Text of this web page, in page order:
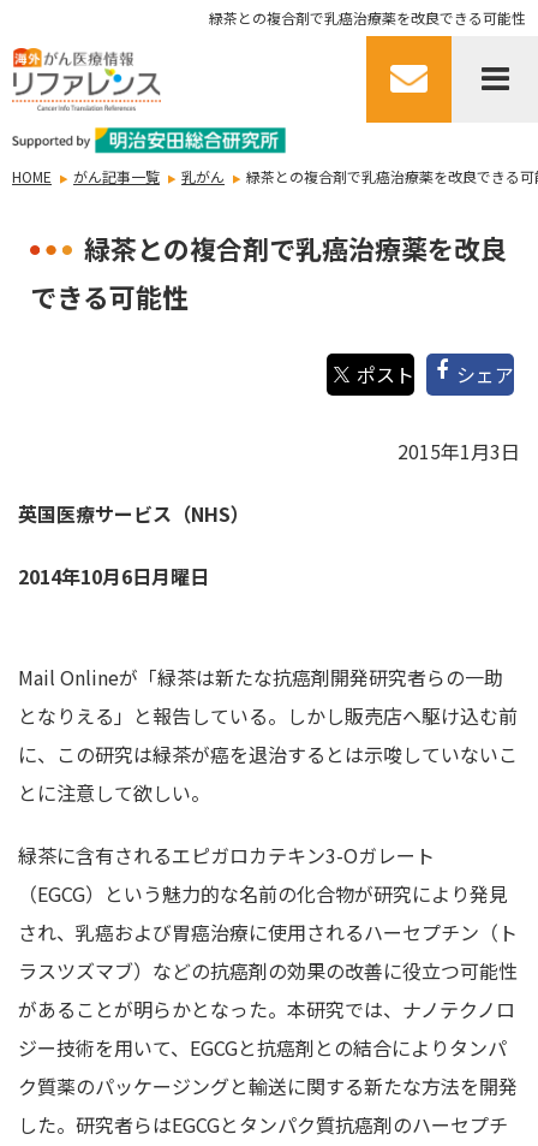
緑茶との複合剤で乳癌治療薬を改良できる可能性
HOME がん記事一覧 乳がん 緑茶との複合剤で乳癌治療薬を改良できる可
緑茶との複合剤で乳癌治療薬を改良
できる可能性
シェア
2015年1月3日
英国医療サービス（NHS）
2014年10月6日月曜日
Mail Onlineが「緑茶は新たな抗癌剤開発研究者らの一助
となりえる」と報告している。しかし販売店へ駆け込む前
に、この研究は緑茶が癌を退治するとは示唆していないこ
とに注意して欲しい。
緑茶に含有されるエピガロカテキン3-Oガレート
（EGCG）という魅力的な名前の化合物が研究により発見
され、乳癌および胃癌治療に使用されるハーセプチン（ト
ラスツズマブ）などの抗癌剤の効果の改善に役立つ可能性
があることが明らかとなった。本研究では、ナノテクノロ
ジー技術を用いて、EGCGと抗癌剤との結合によりタンパ
ク質薬のパッケージングと輸送に関する新たな方法を開発
した。研究者らはEGCGとタンパク質抗癌剤のハーセプチ